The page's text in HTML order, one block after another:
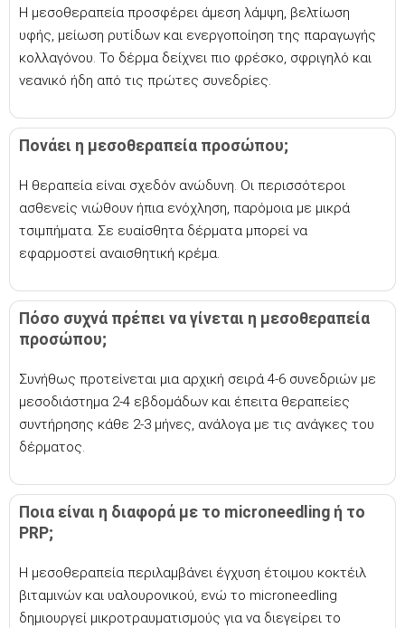
Η μεσοθεραπεία προσφέρει άμεση λάμψη, βελτίωση
υφής, μείωση ρυτίδων και ενεργοποίηση της παραγωγής
κολλαγόνου. Το δέρμα δείχνει πιο φρέσκο, σφριγηλό και
νεανικό ήδη από τις πρώτες συνεδρίες.
Πονάει η μεσοθεραπεία προσώπου;
Η θεραπεία είναι σχεδόν ανώδυνη. Οι περισσότεροι
ασθενείς νιώθουν ήπια ενόχληση, παρόμοια με μικρά
τσιμπήματα. Σε ευαίσθητα δέρματα μπορεί να
εφαρμοστεί αναισθητική κρέμα.
Πόσο συχνά πρέπει να γίνεται η μεσοθεραπεία
προσώπου;
Συνήθως προτείνεται μια αρχική σειρά 4-6 συνεδριών με
μεσοδιάστημα 2-4 εβδομάδων και έπειτα θεραπείες
συντήρησης κάθε 2-3 μήνες, ανάλογα με τις ανάγκες του
δέρματος.
Ποια είναι η διαφορά με το microneedling ή το
PRP;
Η μεσοθεραπεία περιλαμβάνει έγχυση έτοιμου κοκτέιλ
βιταμινών και υαλουρονικού, ενώ το microneedling
δημιουργεί μικροτραυματισμούς για να διεγείρει το